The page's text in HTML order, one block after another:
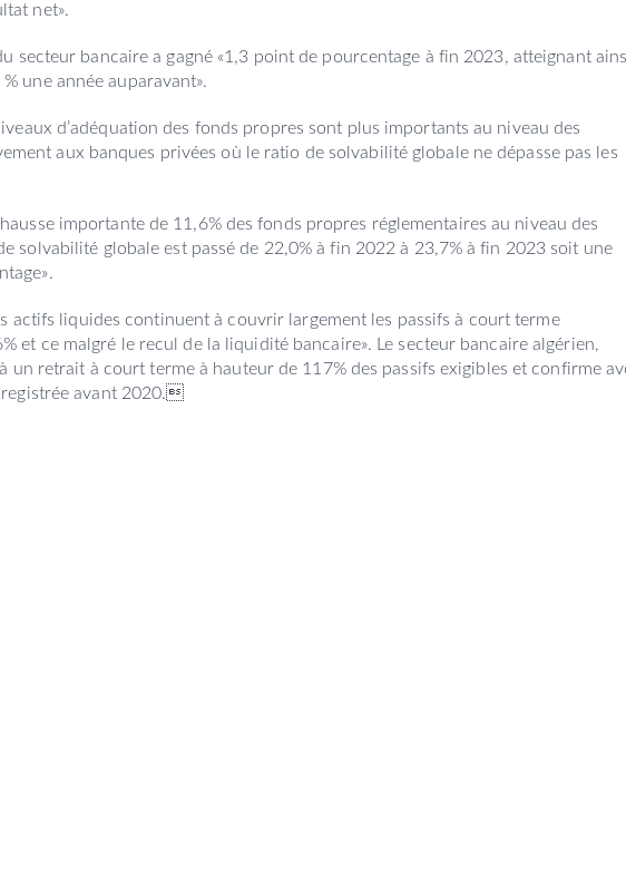
net».
secteur bancaire a gagné «1,3 point de pourcentage à fin 2023, atteignant
une année auparavant».
d’adéquation des fonds propres sont plus importants au niveau des
aux banques privées où le ratio de solvabilité globale ne dépasse pas les
importante de 11,6% des fonds propres réglementaires au niveau des
solvabilité globale est passé de 22,0% à fin 2022 à 23,7% à fin 2023 soit une
actifs liquides continuent à couvrir largement les passifs à court terme
et ce malgré le recul de la liquidité bancaire». Le secteur bancaire algérien,
un retrait à court terme à hauteur de 117% des passifs exigibles et confirme
avant 2020.